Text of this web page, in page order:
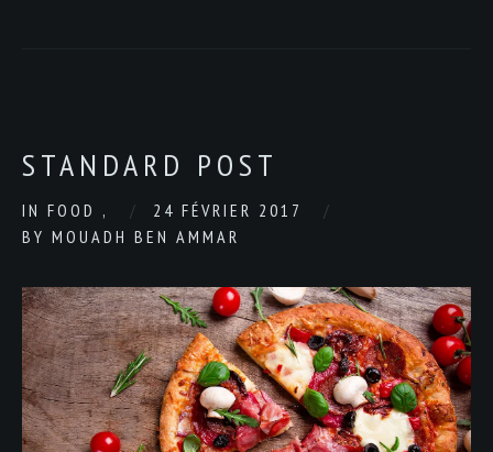
STANDARD POST
IN FOOD ,
24 FÉVRIER 2017
BY MOUADH BEN AMMAR